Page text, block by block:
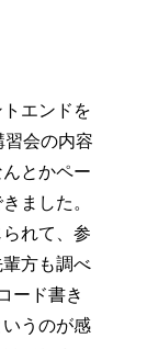
エンドを
会の内容
とかペー
ました。
れて、参
方も調べ
ード書き
うのが感